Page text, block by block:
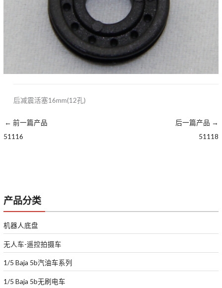
产品分类
机器人底盘
无人车-遥控拍摄车
1/5 Baja 5b汽油车系列
1/5 Baja 5b无刷电车
后减震活塞16mm(12孔)
← 前一篇产品
51116
后一篇产品 →
51118